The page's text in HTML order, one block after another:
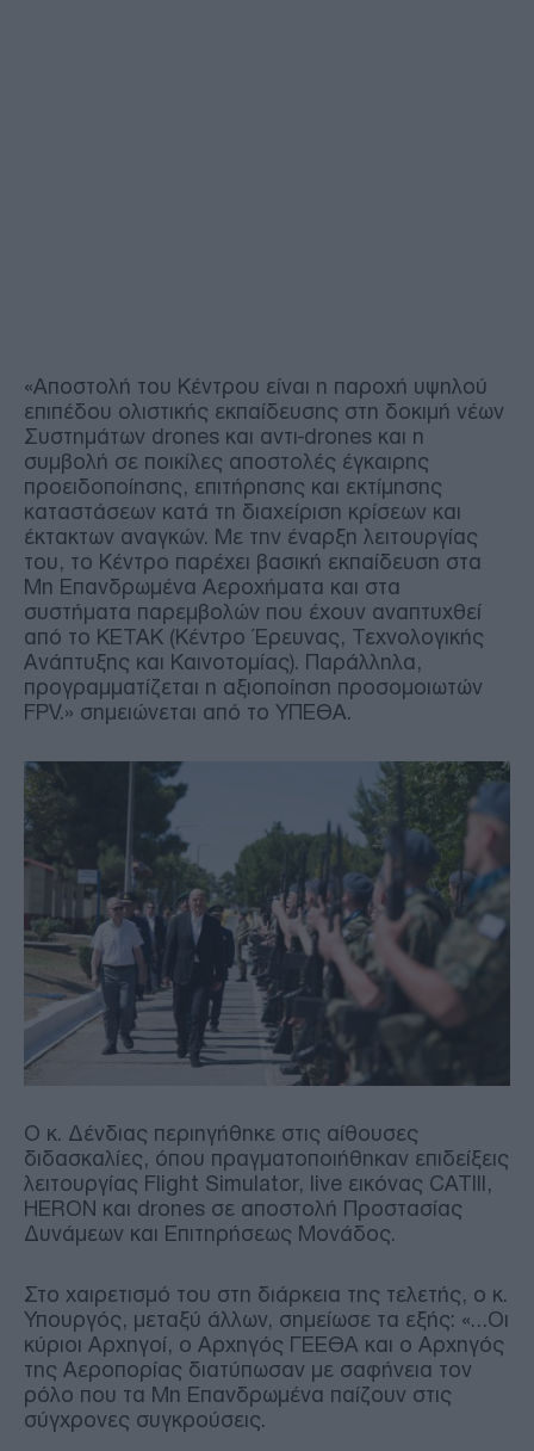
«Αποστολή του Κέντρου είναι η παροχή υψηλού
επιπέδου ολιστικής εκπαίδευσης στη δοκιμή νέων
Συστημάτων drones και αντι-drones και η
συμβολή σε ποικίλες αποστολές έγκαιρης
προειδοποίησης, επιτήρησης και εκτίμησης
καταστάσεων κατά τη διαχείριση κρίσεων και
έκτακτων αναγκών. Με την έναρξη λειτουργίας
του, το Κέντρο παρέχει βασική εκπαίδευση στα
Μη Επανδρωμένα Αεροχήματα και στα
συστήματα παρεμβολών που έχουν αναπτυχθεί
από το ΚΕΤΑΚ (Κέντρο Έρευνας, Τεχνολογικής
Ανάπτυξης και Καινοτομίας). Παράλληλα,
προγραμματίζεται η αξιοποίηση προσομοιωτών
FPV.» σημειώνεται από το ΥΠΕΘΑ.
Ο κ. Δένδιας περιηγήθηκε στις αίθουσες
διδασκαλίες, όπου πραγματοποιήθηκαν επιδείξεις
λειτουργίας Flight Simulator, live εικόνας CATIII,
HERON και drones σε αποστολή Προστασίας
Δυνάμεων και Επιτηρήσεως Μονάδος.
Στο χαιρετισμό του στη διάρκεια της τελετής, ο κ.
Υπουργός, μεταξύ άλλων, σημείωσε τα εξής: «…Οι
κύριοι Αρχηγοί, ο Αρχηγός ΓΕΕΘΑ και ο Αρχηγός
της Αεροπορίας διατύπωσαν με σαφήνεια τον
ρόλο που τα Μη Επανδρωμένα παίζουν στις
σύγχρονες συγκρούσεις.